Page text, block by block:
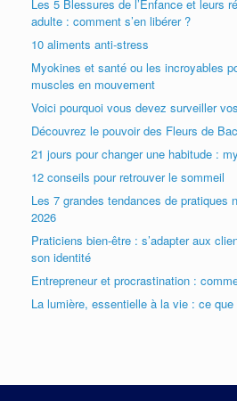
Les 5 Blessures de l’Enfance et leurs
adulte : comment s’en libérer ?
10 aliments anti-stress
Myokines et santé ou les incroyables
muscles en mouvement
Voici pourquoi vous devez surveiller
Découvrez le pouvoir des Fleurs de
21 jours pour changer une habitude :
12 conseils pour retrouver le sommeil
Les 7 grandes tendances de pratiques
2026
Praticiens bien-être : s’adapter aux
son identité
Entrepreneur et procrastination :
La lumière, essentielle à la vie : ce